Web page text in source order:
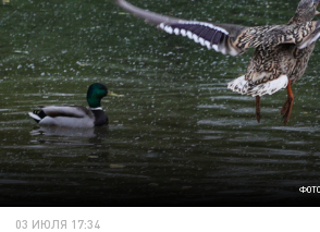
03 ИЮЛЯ 17:34